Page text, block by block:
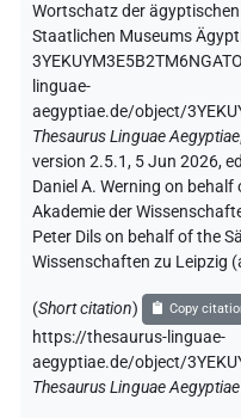
Wortschatz der ägyptischen
Staatlichen Museums
linguae-
aegyptiae.de/object/
Thesaurus Linguae Aegyptiae
version 2.5.1, 5 Jun 2026,
Daniel A. Werning on
Akademie der
Peter Dils on behalf of the
Wissenschaften zu Leipzig
(Short citation) Copy
https://thesaurus-linguae-
aegyptiae.de/object/
Thesaurus Linguae Aegyptiae